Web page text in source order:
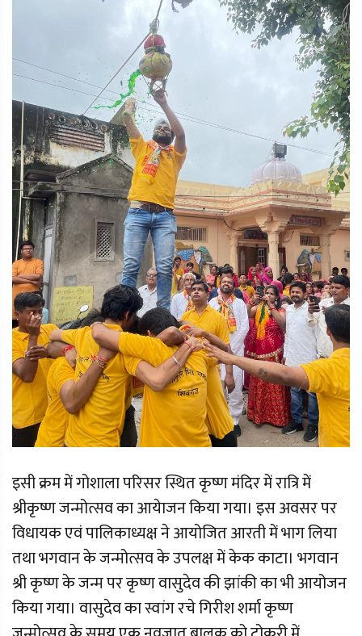
इसी क्रम में गोशाला परिसर स्थित कृष्ण मंदिर में रात्रि में
श्रीकृष्ण जन्मोत्सव का आयेाजन किया गया। इस अवसर पर
विधायक एवं पालिकाध्यक्ष ने आयोजित आरती में भाग लिया
तथा भगवान के जन्मोत्सव के उपलक्ष में केक काटा। भगवान
श्री कृष्ण के जन्म पर कृष्ण वासुदेव की झांकी का भी आयोजन
किया गया। वासुदेव का स्वांग रचे गिरीश शर्मा कृष्ण